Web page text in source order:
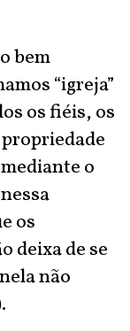
bem
“igreja”
os fiéis, os
o
os
deixa de se
não